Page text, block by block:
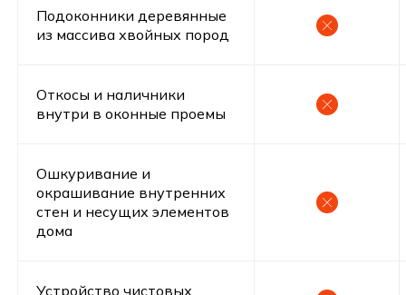
Подоконники деревянные
из массива хвойных пород
Откосы и наличники
внутри в оконные проемы
Ошкуривание и
окрашивание внутренних
стен и несущих элементов
дома
Устройство чистовых
1 841 562 руб
Первоначальный взнос
30 лет
Выгодное предложение проект
Норд-Вест Под ключ
43 890 руб
Ежемесячный платеж